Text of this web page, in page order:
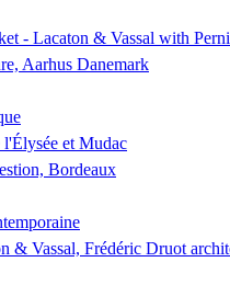
- Lacaton & Vassal with
Aarhus Danemark
l'Élysée et Mudac
Bordeaux
& Vassal, Frédéric Druot